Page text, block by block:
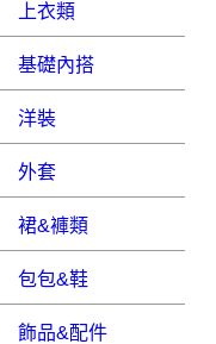
上衣類
基礎內搭
洋裝
外套
裙&褲類
包包&鞋
飾品&配件